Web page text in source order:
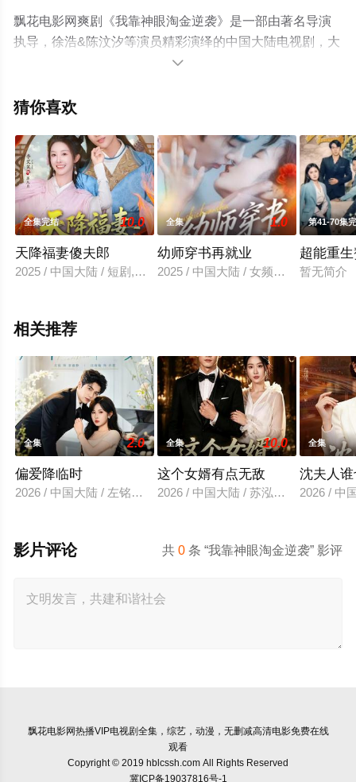
飘花电影网爽剧《我靠神眼淘金逆袭》是一部由著名导演
执导，徐浩&陈汶汐等演员精彩演绎的中国大陆电视剧，大
结局剧情已揭晓（全集完结），手机免费在线观看高清未
步至豆瓣电视剧、电视猫或剧情网等平台了解。

猜你喜欢
全集完结 10.0
天降福妻傻夫郎
2025 / 中国大陆 / 短剧,古装仙侠
全集 1.0
幼师穿书再就业
2025 / 中国大陆 / 女频恋爱
第41-70集
超能重
暂无简介
相关推荐
全集 2.0
偏爱降临时
2026 / 中国大陆 / 左铭＆汪海敏
全集 10.0
这个女婿有点无敌
2026 / 中国大陆 / 苏泓奕＆秦璐瑶
全集
沈夫人
2026 / 中
共0 条 “我靠神眼淘金逆袭” 影评
影片评论
飘花电影网热播VIP电视剧全集，综艺，动漫，无删减高清电影免费在线
观看
Copyright © 2019 hblcssh.com All Rights Reserved
冀ICP备19037816号-1